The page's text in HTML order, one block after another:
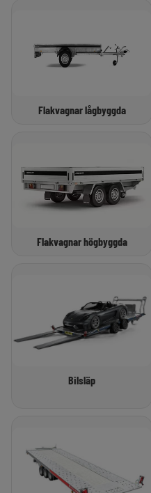
Flakvagnar lågbyggda
Flakvagnar högbyggda
Bilsläp